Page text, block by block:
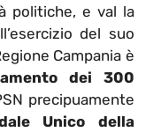
politiche, e val la
del suo
Campania è
dei 300
precipuamente
Unico della